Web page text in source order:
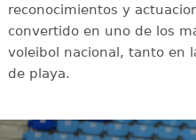
reconocimientos y
convertido en uno de los
voleibol nacional, tanto en
de playa.